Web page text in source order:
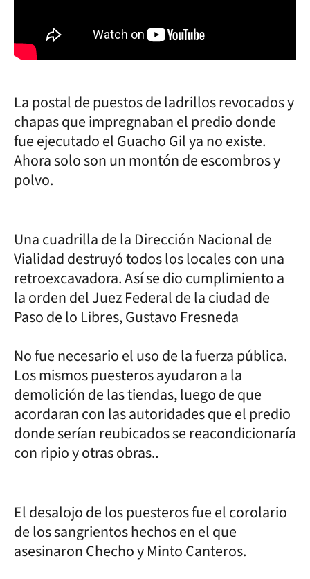
La postal de puestos de ladrillos revocados y
chapas que impregnaban el predio donde
fue ejecutado el Guacho Gil ya no existe.
Ahora solo son un montón de escombros y
polvo.
Una cuadrilla de la Dirección Nacional de
Vialidad destruyó todos los locales con una
retroexcavadora. Así se dio cumplimiento a
la orden del Juez Federal de la ciudad de
Paso de lo Libres, Gustavo Fresneda
No fue necesario el uso de la fuerza pública.
Los mismos puesteros ayudaron a la
demolición de las tiendas, luego de que
acordaran con las autoridades que el predio
donde serían reubicados se reacondicionaría
con ripio y otras obras..
El desalojo de los puesteros fue el corolario
de los sangrientos hechos en el que
asesinaron Checho y Minto Canteros.